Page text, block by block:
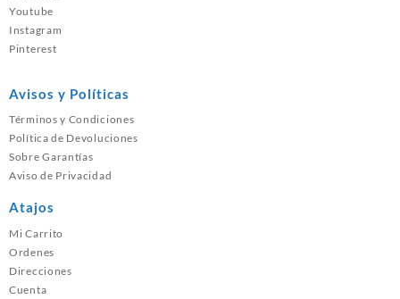
Youtube
Instagram
Pinterest
Avisos y Políticas
Términos y Condiciones
Política de Devoluciones
Sobre Garantías
Aviso de Privacidad
Atajos
Mi Carrito
Ordenes
Direcciones
Cuenta